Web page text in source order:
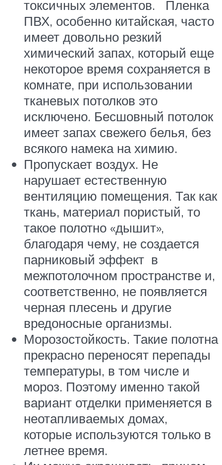
токсичных элементов. Пленка
ПВХ, особенно китайская, часто
имеет довольно резкий
химический запах, который еще
некоторое время сохраняется в
комнате, при использовании
тканевых потолков это
исключено. Бесшовный потолок
имеет запах свежего белья, без
всякого намека на химию.
Пропускает воздух. Не
нарушает естественную
вентиляцию помещения. Так как
ткань, материал пористый, то
такое полотно «дышит»,
благодаря чему, не создается
парниковый эффект в
межпотолочном пространстве и,
соответственно, не появляется
черная плесень и другие
вредоносные организмы.
Морозостойкость. Такие полотна
прекрасно переносят перепады
температуры, в том числе и
мороз. Поэтому именно такой
вариант отделки применяется в
неотапливаемых домах,
которые используются только в
летнее время.